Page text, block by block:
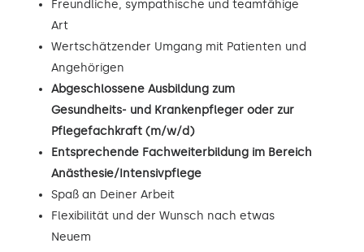
Freundliche, sympathische und teamfähige
Art
Wertschätzender Umgang mit Patienten und
Angehörigen
Abgeschlossene Ausbildung zum
Gesundheits- und Krankenpfleger oder zur
Pflegefachkraft (m/w/d)
Entsprechende Fachweiterbildung im Bereich
Anästhesie/Intensivpflege
Spaß an Deiner Arbeit
Flexibilität und der Wunsch nach etwas
Neuem